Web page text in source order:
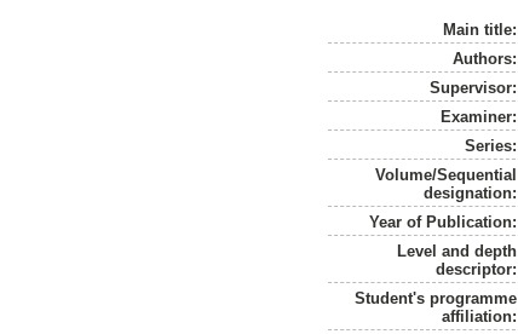
Main title:
Authors:
Supervisor:
Examiner:
Series:
Volume/Sequential
designation:
Year of Publication:
Level and depth
descriptor:
Student's programme
affiliation: